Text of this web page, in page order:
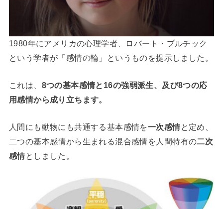
1980年にアメリカの心理学者、ロバート・プルチック
という学者が「感情の輪」というものを提示しました。
これは、 8つの基本感情と16の強弱派生、及び8つの応
用感情から成り立ちます。
人間にも動物にも共通する基本感情を一次感情と定め、
二つの基本感情から生まれる混合感情を人間特有の二次
感情としました。